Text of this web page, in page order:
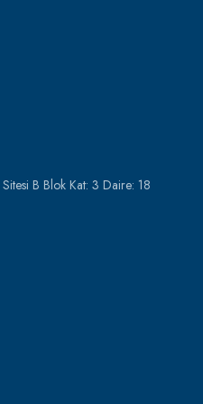
B Blok Kat: 3 Daire: 18